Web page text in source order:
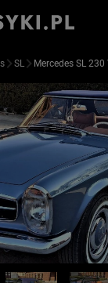
SL Mercedes SL 230